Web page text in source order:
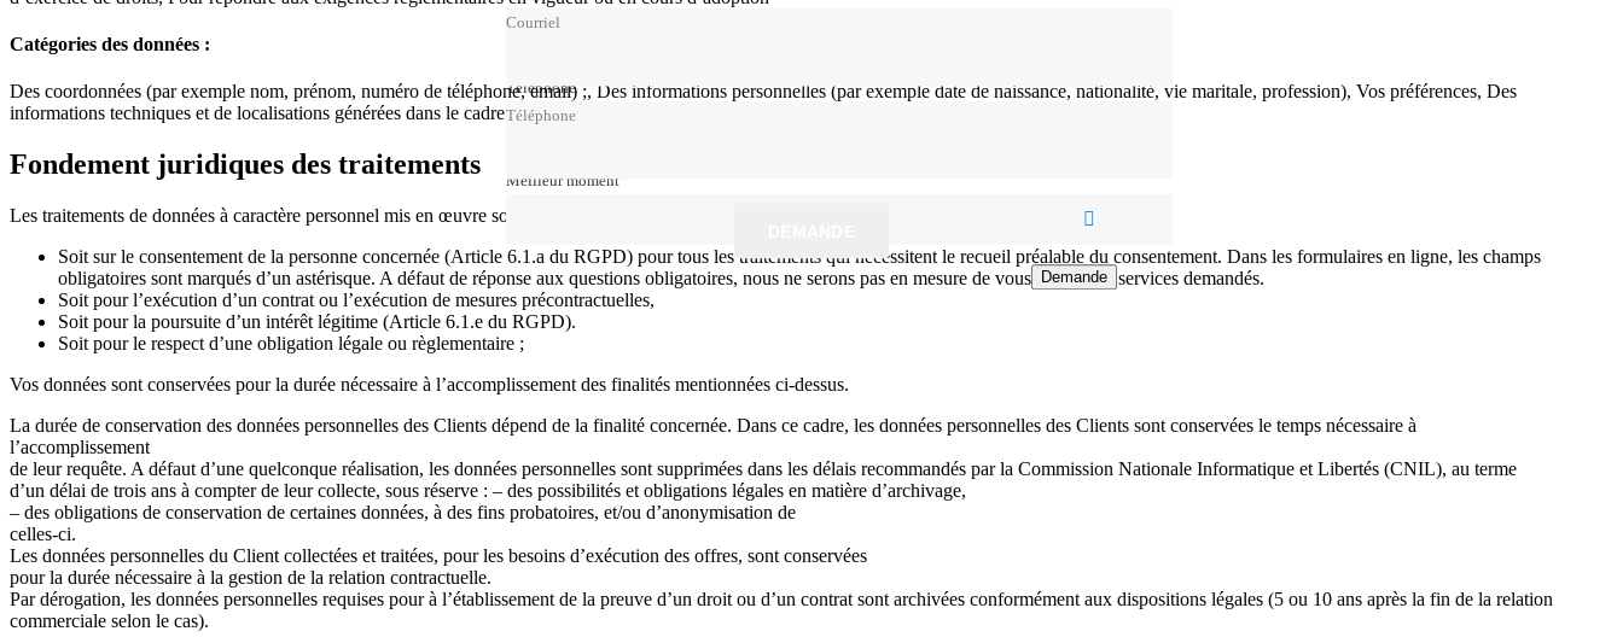
Catégories des données :
Des coordonnées (par exemple nom, prénom, numéro de téléphone, email) ;, Des informations personnelles (par exemple date de naissance, nationalité, vie maritale, profession), Vos préférences, Des
informations techniques et de localisations générées dans le cadre de l’utilisation de nos services, Aucune donnée sensible n’est collectée, ni traitée
Fondement juridiques des traitements
Les traitements de données à caractère personnel mis en œuvre sont fondés :
Soit sur le consentement de la personne concernée (Article 6.1.a du RGPD) pour tous les traitements qui nécessitent le recueil préalable du consentement. Dans les formulaires en ligne, les champs
obligatoires sont marqués d’un astérisque. A défaut de réponse aux questions obligatoires, nous ne serons pas en mesure de vous fournir les services demandés.
Soit pour l’exécution d’un contrat ou l’exécution de mesures précontractuelles,
Soit pour la poursuite d’un intérêt légitime (Article 6.1.e du RGPD).
Soit pour le respect d’une obligation légale ou règlementaire ;
Vos données sont conservées pour la durée nécessaire à l’accomplissement des finalités mentionnées ci-dessus.
La durée de conservation des données personnelles des Clients dépend de la finalité concernée. Dans ce cadre, les données personnelles des Clients sont conservées le temps nécessaire à
l’accomplissement
de leur requête. A défaut d’une quelconque réalisation, les données personnelles sont supprimées dans les délais recommandés par la Commission Nationale Informatique et Libertés (CNIL), au terme
d’un délai de trois ans à compter de leur collecte, sous réserve : – des possibilités et obligations légales en matière d’archivage,
– des obligations de conservation de certaines données, à des fins probatoires, et/ou d’anonymisation de
celles-ci.
Les données personnelles du Client collectées et traitées, pour les besoins d’exécution des offres, sont conservées
pour la durée nécessaire à la gestion de la relation contractuelle.
Par dérogation, les données personnelles requises pour à l’établissement de la preuve d’un droit ou d’un contrat sont archivées conformément aux dispositions légales (5 ou 10 ans après la fin de la relation
commerciale selon le cas).
Téléphone
Meilleur moment
Demande
Téléphone
Meilleur moment
Demande
Courriel
Téléphone